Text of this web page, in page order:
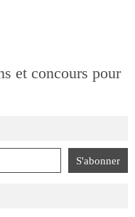
et concours pour